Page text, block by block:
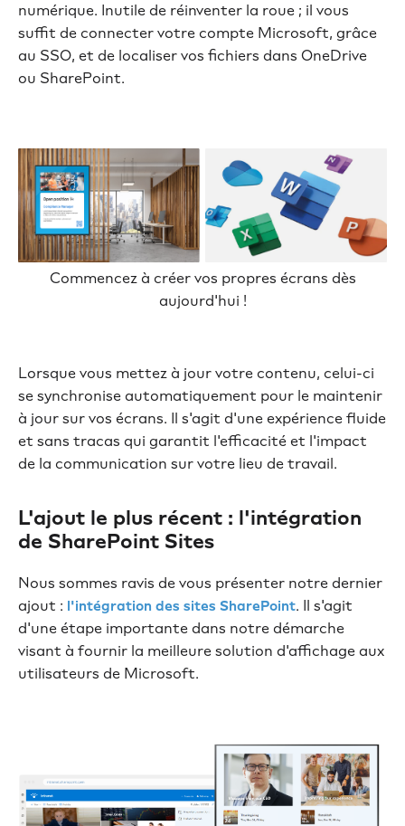
numérique. Inutile de réinventer la roue ; il vous
suffit de connecter votre compte Microsoft, grâce
au SSO, et de localiser vos fichiers dans OneDrive
ou SharePoint.
Commencez à créer vos propres écrans dès
aujourd'hui !
Lorsque vous mettez à jour votre contenu, celui-ci
se synchronise automatiquement pour le maintenir
à jour sur vos écrans. Il s'agit d'une expérience fluide
et sans tracas qui garantit l'efficacité et l'impact
de la communication sur votre lieu de travail.
L'ajout le plus récent : l'intégration
de SharePoint Sites
Nous sommes ravis de vous présenter notre dernier
ajout : l'intégration des sites SharePoint. Il s'agit
d'une étape importante dans notre démarche
visant à fournir la meilleure solution d'affichage aux
utilisateurs de Microsoft.